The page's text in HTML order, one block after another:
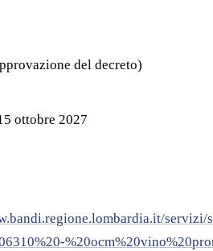
del decreto)
ottobre 2027
servizi/